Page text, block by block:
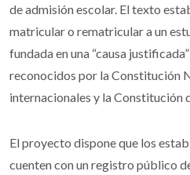
de admisión escolar. El texto
matricular o rematricular a un
fundada en una “causa
reconocidos por la Constitución
internacionales y la Constitución
El proyecto dispone que los
cuenten con un registro público